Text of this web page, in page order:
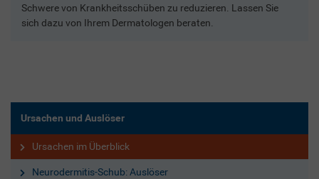
Schwere von Krankheitsschüben zu reduzieren. Lassen Sie
sich dazu von Ihrem Dermatologen beraten.
Ursachen und Auslöser
Ursachen im Überblick
Neurodermitis-Schub: Auslöser